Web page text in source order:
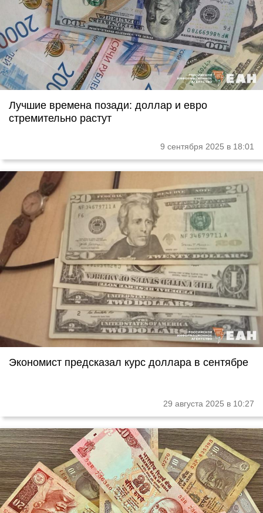
Лучшие времена позади: доллар и евро
стремительно растут
9 сентября 2025 в 18:01
Экономист предсказал курс доллара в сентябре
29 августа 2025 в 10:27